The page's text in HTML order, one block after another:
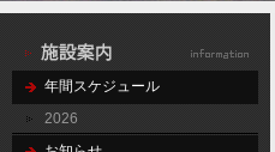
年間スケジュール
2026